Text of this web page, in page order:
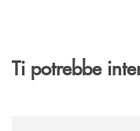
Ti potrebbe